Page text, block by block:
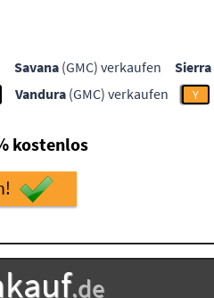
Savana (GMC) verkaufen Sierra
Vandura (GMC) verkaufen Y
kostenlos
.de